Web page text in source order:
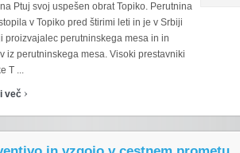
Ptuj svoj uspešen obrat Topiko. Perutnina
v Topiko pred štirimi leti in je v Srbiji
proizvajalec perutninskega mesa in in
iz perutninskega mesa. Visoki prestavniki
T ...
več ›